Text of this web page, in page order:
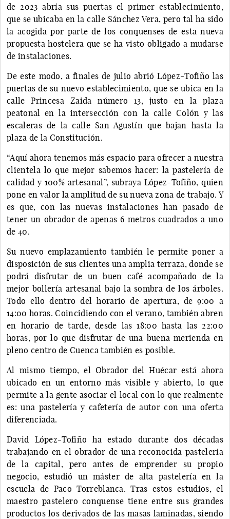
de 2023 abría sus puertas el primer establecimiento,
que se ubicaba en la calle Sánchez Vera, pero tal ha sido
la acogida por parte de los conquenses de esta nueva
propuesta hostelera que se ha visto obligado a mudarse
de instalaciones.
De este modo, a finales de julio abrió López-Tofiño las
puertas de su nuevo establecimiento, que se ubica en la
calle Princesa Zaida número 13, justo en la plaza
peatonal en la intersección con la calle Colón y las
escaleras de la calle San Agustín que bajan hasta la
plaza de la Constitución.
“Aquí ahora tenemos más espacio para ofrecer a nuestra
clientela lo que mejor sabemos hacer: la pastelería de
calidad y 100% artesanal”, subraya López-Tofiño, quien
pone en valor la amplitud de su nueva zona de trabajo. Y
es que, con las nuevas instalaciones han pasado de
tener un obrador de apenas 6 metros cuadrados a uno
de 40.
Su nuevo emplazamiento también le permite poner a
disposición de sus clientes una amplia terraza, donde se
podrá disfrutar de un buen café acompañado de la
mejor bollería artesanal bajo la sombra de los árboles.
Todo ello dentro del horario de apertura, de 9:00 a
14:00 horas. Coincidiendo con el verano, también abren
en horario de tarde, desde las 18:00 hasta las 22:00
horas, por lo que disfrutar de una buena merienda en
pleno centro de Cuenca también es posible.
Al mismo tiempo, el Obrador del Huécar está ahora
ubicado en un entorno más visible y abierto, lo que
permite a la gente asociar el local con lo que realmente
es: una pastelería y cafetería de autor con una oferta
diferenciada.
David López-Tofiño ha estado durante dos décadas
trabajando en el obrador de una reconocida pastelería
de la capital, pero antes de emprender su propio
negocio, estudió un máster de alta pastelería en la
escuela de Paco Torreblanca. Tras estos estudios, el
maestro pastelero conquense tiene entre sus grandes
productos los derivados de las masas laminadas, siendo